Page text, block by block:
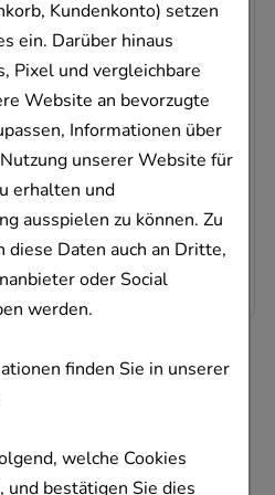
Kundenkonto) setzen
ein. Darüber hinaus
Pixel und vergleichbare
Website an bevorzugte
Informationen über
unserer Website für
erhalten und
ausspielen zu können. Zu
diese Daten auch an Dritte,
oder Social
werden.
finden Sie in unserer
welche Cookies
bestätigen Sie dies
mg Filmtabletten
GmbH
zur Zeit nicht verfügbar